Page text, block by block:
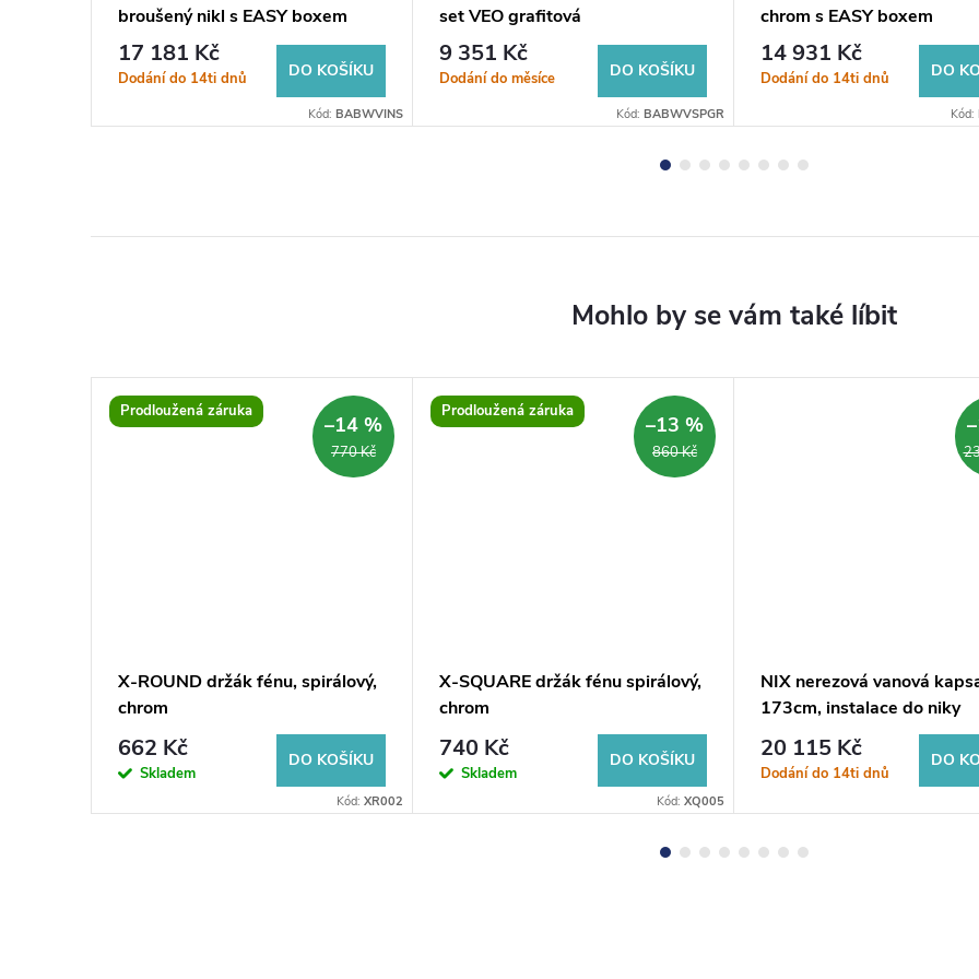
broušený nikl s EASY boxem
17 181 Kč
Dodání do 14ti dnů DO KOŠÍKU
Kód: BABWVINS
set VEO grafitová
9 351 Kč
Dodání do měsíce DO KOŠÍKU
Kód: BABWVSPGR
chrom s EASY boxem
14 931 Kč
Dodání do 14ti dnů DO
Kód:
Prodloužená záruka
770 Kč
–14 %
X-ROUND držák fénu, spirálový,
chrom
662 Kč
Skladem
DO KOŠÍKU
Kód: XR002
Prodloužená záruka
860 Kč
–13 %
X-SQUARE držák fénu spirálový,
chrom
740 Kč
Skladem
DO KOŠÍKU
Kód: XQ005
NIX nerezová vanová
173cm, instalace do niky
20 115 Kč
Dodání do 14ti dnů
DO